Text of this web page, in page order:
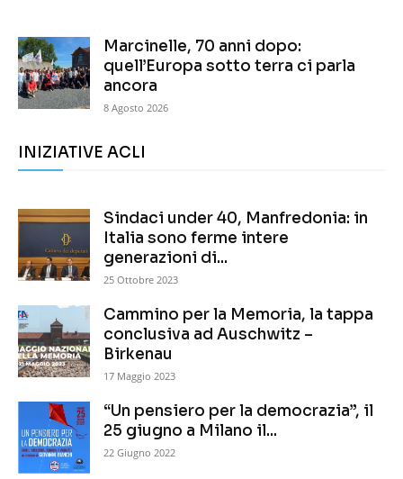
Marcinelle, 70 anni dopo:
quell’Europa sotto terra ci parla
ancora
8 Agosto 2026
INIZIATIVE ACLI
Sindaci under 40, Manfredonia: in
Italia sono ferme intere
generazioni di...
25 Ottobre 2023
Cammino per la Memoria, la tappa
conclusiva ad Auschwitz –
Birkenau
17 Maggio 2023
“Un pensiero per la democrazia”, il
25 giugno a Milano il...
22 Giugno 2022